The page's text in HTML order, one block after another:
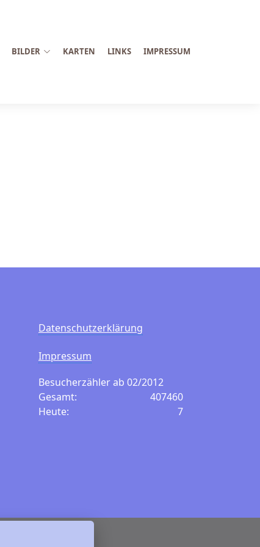
BILDER KARTEN LINKS IMPRESSUM
Datenschutzerklärung
Impressum
Besucherzähler ab 02/2012
Gesamt:
407460
Heute:
7